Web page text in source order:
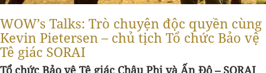
WOW’s Talks: Trò chuyện độc quyền cùng
Kevin Pietersen – chủ tịch Tổ chức Bảo vệ
Tê giác SORAI